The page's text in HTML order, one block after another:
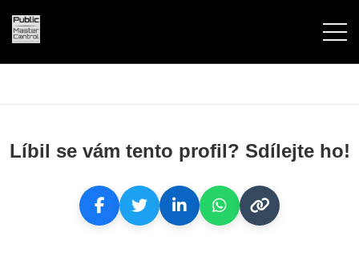
Líbil se vám tento profil? Sdílejte ho!